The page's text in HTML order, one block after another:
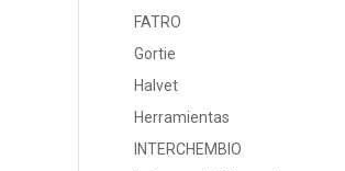
FATRO
Gortie
Halvet
Herramientas
INTERCHEMBIO